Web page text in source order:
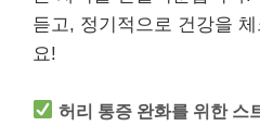
듣고, 정기적으로 건강을
요!
허리 통증 완화를 위한 스